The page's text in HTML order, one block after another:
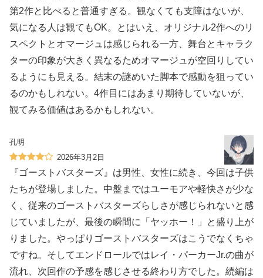
第2作と比べると普通すぎる。観なくても支障はないが、
気になる人は観てもOK。とはいえ、オリジナル2作へのリ
スペクトとオマージュは感じられる一方、舞台とキャラク
ターの印象が大きく異なるためオマージュが空回りしてい
るようにも見える。結末の謎めいた脚本で感動を狙ってい
るのかもしれない。4作目にはあまり期待していないが、
観てみる価値はあるかもしれない。
孔明
2026年3月2日
『ゴーストバスターズ』は男性、女性に続き、今回は子供
たちが登場しました。中盤まではユーモアや軽快さが少な
く、従来のゴーストバスターズらしさが感じられないと感
じていましたが、最後の瞬間に「ヤッホー！」と盛り上が
りました。やっぱりゴーストバスターズはこうでなくちゃ
ですね。そしてエンドロールではレイ・パーカーJr.の曲が
流れ、次回作の予感を感じさせる終わり方でした。続編は